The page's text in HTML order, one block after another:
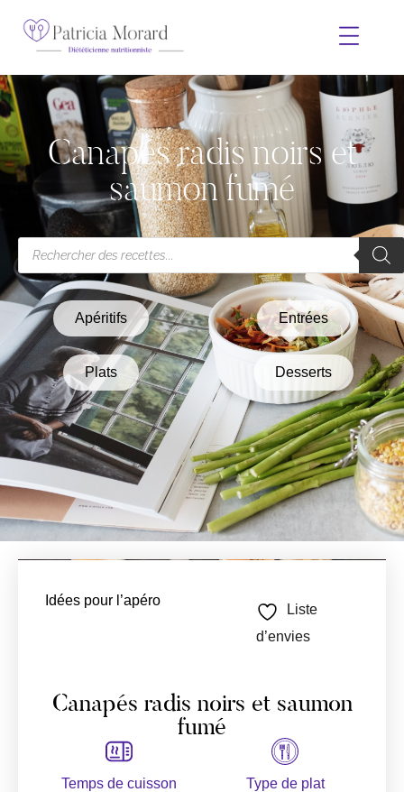
Canapés radis noirs et
saumon fumé
Apéritifs Entrées
Plats Desserts
Idées pour l’apéro
Liste
d’envies
Canapés radis noirs et saumon
fumé
Temps de cuisson Type de plat